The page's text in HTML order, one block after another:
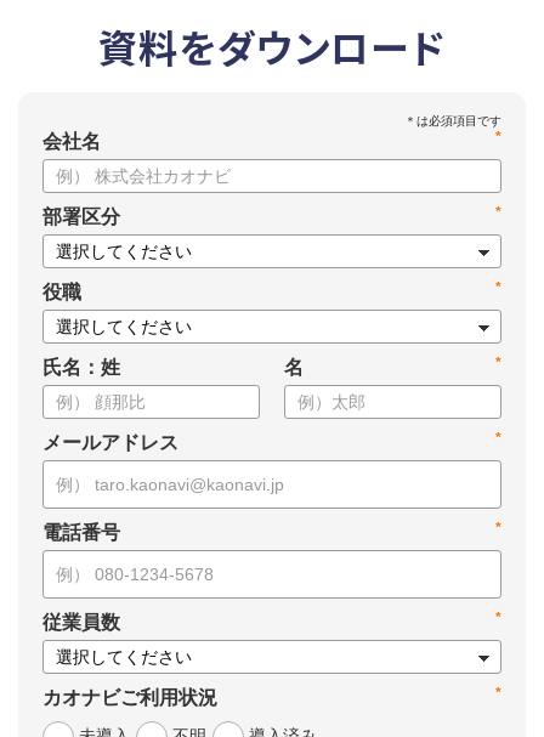
資料をダウンロード
*
会社名
*
部署区分
*
役職
氏名：姓 *
名
*
メールアドレス
*
電話番号
*
従業員数
*
カオナビご利用状況